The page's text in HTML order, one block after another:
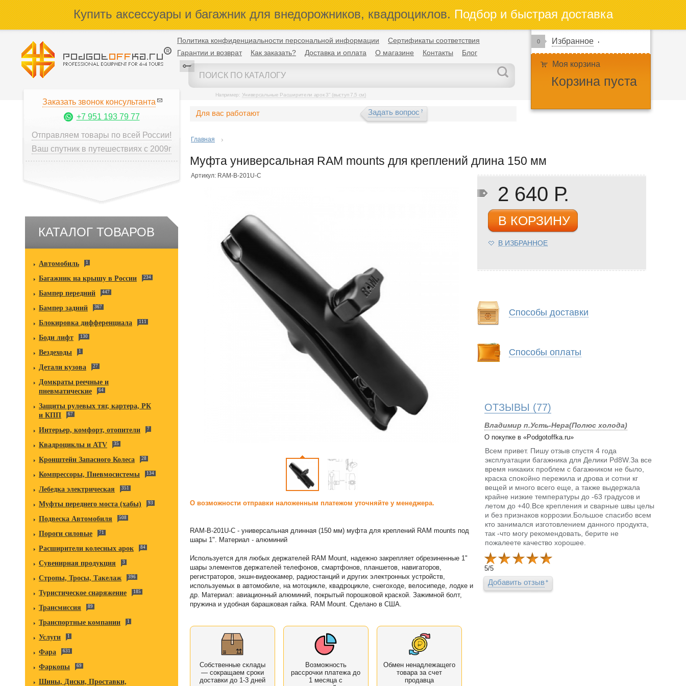
Купить аксессуары и багажник для внедорожников, квадроциклов.Подбор и быстрая доставка
Политика конфиденциальности персональной информации
Сертификаты соответствия
Гарантии и возврат
Как заказать? Доставка и оплата О магазине Контакты Блог
Например: Универсальные Расширители арок 3" (выступ 7,5 см)
0 Избранное
Моя корзина
Корзина пуста
Заказать звонок консультанта
+7 951 193 79 77
Отправляем товары по всей России!
Ваш спутник в путешествиях с 2009г
КАТАЛОГ ТОВАРОВ
Автомобиль 1
Багажник на крышу в России 234
Бампер передний 447
Бампер задний 367
Блокировка дифференциала 111
Боди лифт 130
Вездеходы 1
Детали кузова 27
Домкраты реечные и
пневматические
64
Защиты рулевых тяг, картера, РК
и КПП
67
Интерьер, комфорт, отопители 7
Квадроциклы и ATV 35
Кронштейн Запасного Колеса 28
Компрессоры, Пневмосистемы 134
Лебедка электрическая 351
Муфты переднего моста (хабы) 93
Подвеска Автомобиля 508
Пороги силовые 71
Расширители колесных арок 84
Сувенирная продукция 3
Стропы, Тросы, Такелаж 396
Туристическое снаряжение 185
Трансмиссия 89
Транспортные компании 1
Услуги 1
Фара 631
Фаркопы 69
Шины, Диски, Проставки,
Для вас работают Задать вопрос
Главная
Муфта универсальная RAM mounts для креплений длина 150 мм
Артикул: RAM-B-201U-C
О возможности отправки наложенным платежом уточняйте у менеджера.
RAM-B-201U-C - универсальная длинная (150 мм) муфта для креплений RAM mounts под
шары 1". Материал - алюминий
Используется для любых держателей RAM Mount, надежно закрепляет обрезиненные 1"
шары элементов держателей телефонов, смартфонов, планшетов, навигаторов,
регистраторов, экшн-видеокамер, радиостанций и других электронных устройств,
используемых в автомобиле, на мотоцикле, квадроцикле, снегоходе, велосипеде, лодке и
др. Материал: авиационный алюминий, покрытый порошковой краской. Зажимной болт,
пружина и удобная барашковая гайка. RAM Mount. Сделано в США.
Собственные склады
— сокращаем сроки
доставки до 1-3 дней
Возможность
рассрочки платежа до
1 месяца с
Обмен ненадлежащего
товара за счет
продавца
2 640 Р.
В КОРЗИНУ
В ИЗБРАННОЕ
Способы доставки
Способы оплаты
ОТЗЫВЫ (77)
Владимир п.Усть-Нера(Полюс холода)
О покупке в «Podgotoffka.ru»
Всем привет. Пишу отзыв спустя 4 года
эксплуатации багажника для Делики Pd8W.За все
время никаких проблем с багажником не было,
краска спокойно пережила и дрова и сотни кг
вещей и много всего еще, а также выдержала
крайне низкие температуры до -63 градусов и
летом до +40.Все крепления и сварные швы целы
и без признаков коррозии.Большое спасибо всем
кто занимался изготовлением данного продукта,
так -что могу рекомендовать, берите не
пожалеете качество хорошее.
5/5
Добавить отзыв